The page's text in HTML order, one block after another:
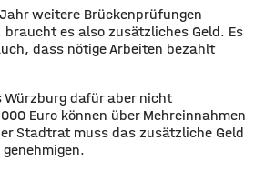
weitere Brückenprüfungen
es also zusätzliches Geld. Es
dass nötige Arbeiten bezahlt
Würzburg dafür aber nicht
Euro können über Mehreinnahmen
Stadtrat muss das zusätzliche Geld